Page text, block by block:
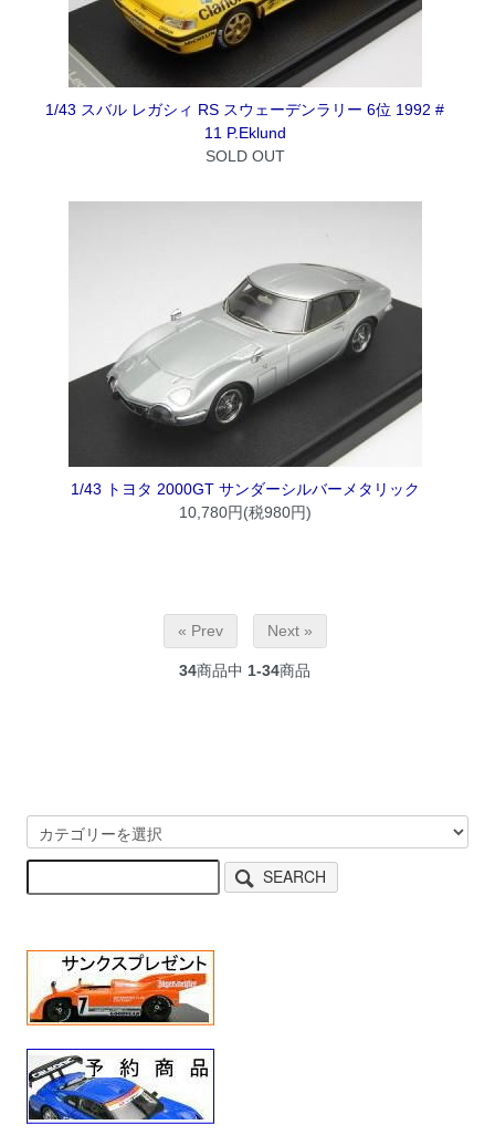
1/43 スバル レガシィ RS スウェーデンラリー 6位 1992 #
11 P.Eklund
SOLD OUT
1/43 トヨタ 2000GT サンダーシルバーメタリック
10,780円(税980円)
« Prev Next »
34商品中 1-34商品
SEARCH